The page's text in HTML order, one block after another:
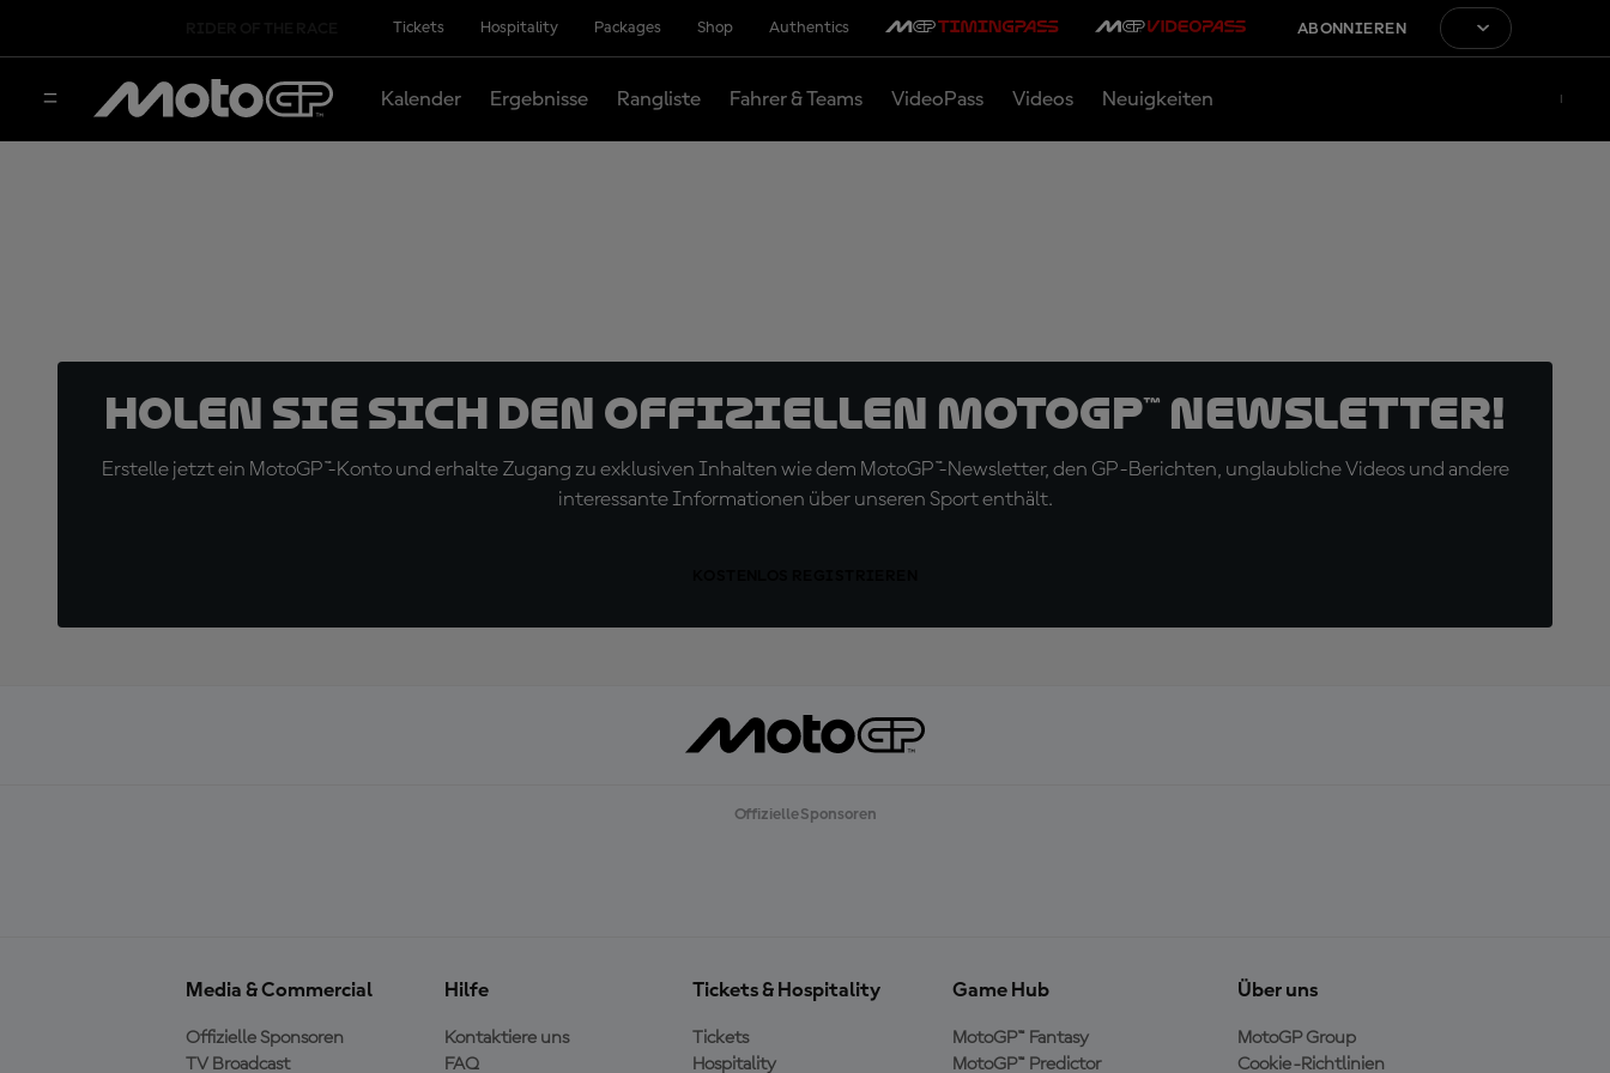
Tickets Hospitality Packages Shop Authentics ABONNIEREN
Kalender Ergebnisse Rangliste Fahrer & Teams VideoPass Videos Neuigkeiten
Holen Sie sich den offiziellen MotoGP™ Newsletter!
Erstelle jetzt ein MotoGP™-Konto und erhalte Zugang zu exklusiven Inhalten wie dem MotoGP™-Newsletter, den GP-Berichten, unglaubliche Videos und andere
interessante Informationen über unseren Sport enthält.
Offizielle Sponsoren
Media & Commercial
Offizielle Sponsoren
TV Broadcast
Hilfe
Kontaktiere uns
FAQ
Tickets & Hospitality
Tickets
Hospitality
Game Hub
MotoGP™ Fantasy
MotoGP™ Predictor
Über uns
MotoGP Group
Cookie-Richtlinien